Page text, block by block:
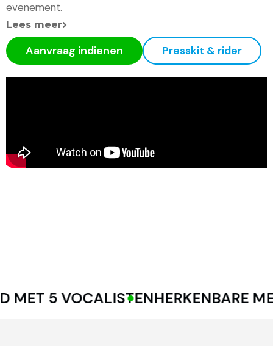
evenement.
Lees meer
Aanvraag indienen Presskit & rider
5 VOCALISTENHERKENBARE